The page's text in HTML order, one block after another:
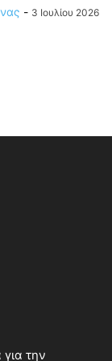
- 3 Ιουλίου 2026
την